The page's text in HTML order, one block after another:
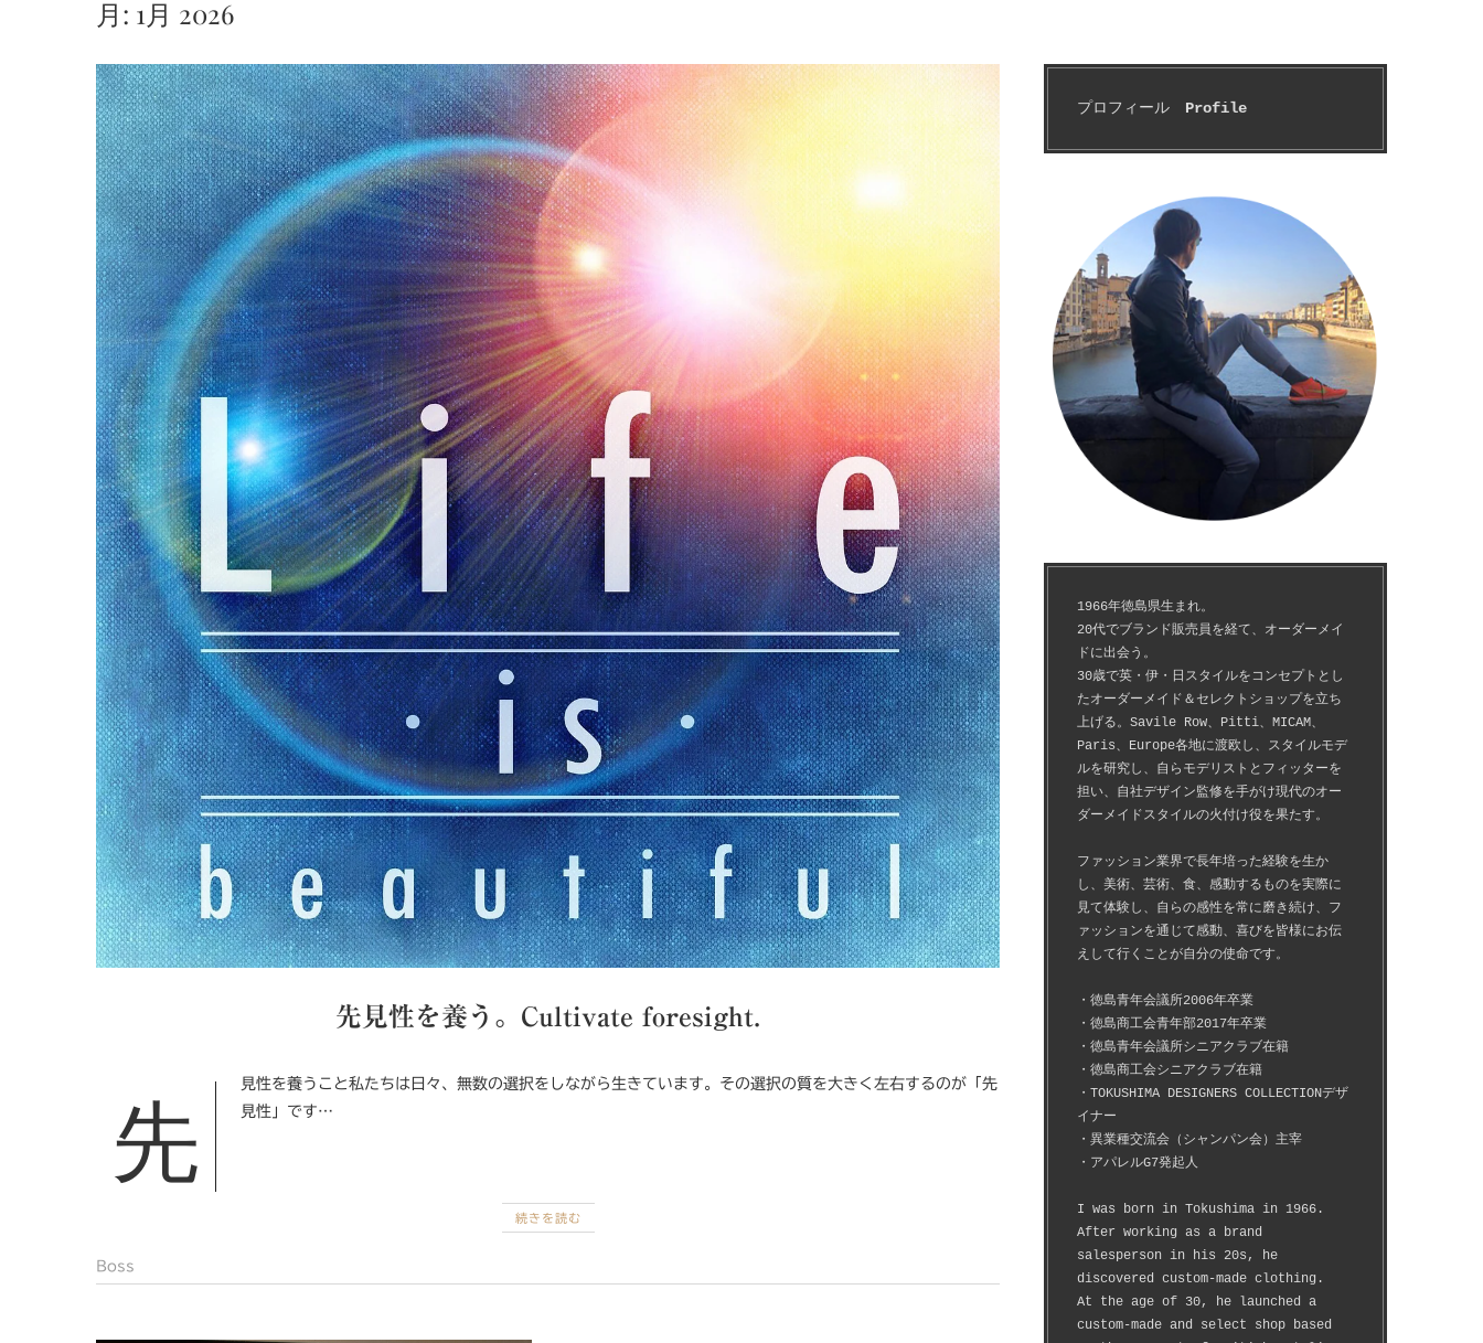
月: 1月 2026
先見性を養う。Cultivate foresight.
先見性を養うこと私たちは日々、無数の選択をしながら生きています。その選択の質を大きく左右するのが「先 見性」です…
続きを読む
Boss
プロフィール Profile
1966年徳島県生まれ。
20代でブランド販売員を経て、オーダーメイ
ドに出会う。
30歳で英・伊・日スタイルをコンセプトとし
たオーダーメイド＆セレクトショップを立ち
上げる。Savile Row、Pitti、MICAM、
Paris、Europe各地に渡欧し、スタイルモデ
ルを研究し、自らモデリストとフィッターを
担い、自社デザイン監修を手がけ現代のオー
ダーメイドスタイルの火付け役を果たす。
ファッション業界で長年培った経験を生か
し、美術、芸術、食、感動するものを実際に
見て体験し、自らの感性を常に磨き続け、フ
ァッションを通じて感動、喜びを皆様にお伝
えして行くことが自分の使命です。
・徳島青年会議所2006年卒業
・徳島商工会青年部2017年卒業
・徳島青年会議所シニアクラブ在籍
・徳島商工会シニアクラブ在籍
・TOKUSHIMA DESIGNERS COLLECTIONデザ
イナー
・異業種交流会（シャンパン会）主宰
・アパレルG7発起人
I was born in Tokushima in 1966.
After working as a brand
salesperson in his 20s, he
discovered custom-made clothing.
At the age of 30, he launched a
custom-made and select shop based